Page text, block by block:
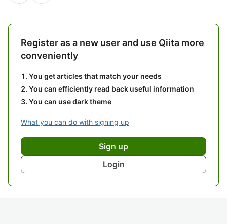
Register as a new user and use Qiita more
conveniently
You get articles that match your needs
You can efficiently read back useful information
You can use dark theme
What you can do with signing up
Sign up
Login